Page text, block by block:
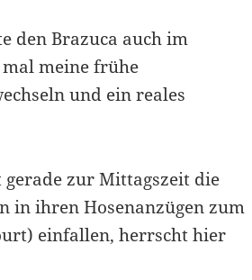
den Brazuca auch im
meine frühe
und ein reales
zur Mittagszeit die
in ihren Hosenanzügen zum
einfallen, herrscht hier